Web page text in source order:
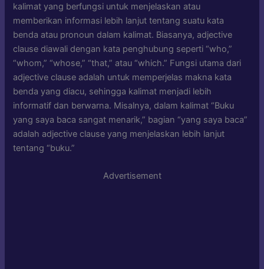
kalimat yang berfungsi untuk menjelaskan atau
memberikan informasi lebih lanjut tentang suatu kata
benda atau pronoun dalam kalimat. Biasanya, adjective
clause diawali dengan kata penghubung seperti “who,”
“whom,” “whose,” “that,” atau “which.” Fungsi utama dari
adjective clause adalah untuk memperjelas makna kata
benda yang diacu, sehingga kalimat menjadi lebih
informatif dan berwarna. Misalnya, dalam kalimat “Buku
yang saya baca sangat menarik,” bagian “yang saya baca”
adalah adjective clause yang menjelaskan lebih lanjut
tentang “buku.”
Advertisement